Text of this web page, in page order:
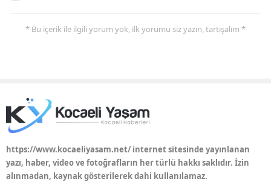
* Bu içerik ile ilgili yorum yok, ilk yorumu siz yazın, tartışalım *
https://www.kocaeliyasam.net/ internet sitesinde yayınlanan
yazı, haber, video ve fotoğrafların her türlü hakkı saklıdır. İzin
alınmadan, kaynak gösterilerek dahi kullanılamaz.